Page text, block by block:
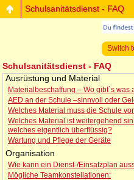
Schulsanitätsdienst - FAQ
Switch
Schulsanitätsdienst - FAQ
Ausrüstung und Material
Materialbeschaffung – Wo gibt´s was
AED an der Schule –sinnvoll oder
Welches Material muss die Schule
Welches Material ist weitergehend
welches eigentlich überflüssig?
Wartung und Pflege der Geräte
Organisation
Wie kann ein Dienst-/Einsatzplan
Mögliche Teamkonstellationen: